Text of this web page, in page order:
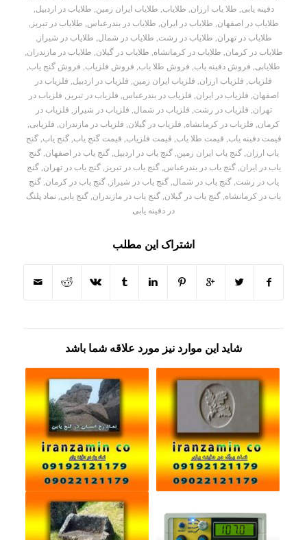
دفینه یابی, طلا یاب ارزان, طلایاب, طلایاب ایران زمین, طلایاب در اردبیل,
طلایاب در اصفهان, طلایاب در ایران, طلایاب در بندرعباس, طلایاب در تبریز ,
طلایاب در تهران, طلایاب در رشت, طلایاب در شمال, طلایاب در شیراز ,
طلایاب در کرمان, طلایاب در کرمانشاه, طلایاب در گیلان, طلایاب در مازندران,
طلایابی, فروش دفینه یاب, فروش طلا یاب, فروش فلزیاب, فروش گنج یاب,
فلزیاب, فلزیاب ارزان, فلزیاب ایران زمین, فلزیاب در اردبیل, فلزیاب در
اصفهان, فلزیاب در ایران, فلزیاب در بندرعباس, فلزیاب در تبریز , فلزیاب در
تهران, فلزیاب در رشت, فلزیاب در شمال, فلزیاب در شیراز , فلزیاب در
کرمان, فلزیاب در کرمانشاه, فلزیاب در گیلان, فلزیاب در مازندران, فلزیابی,
قیمت دفینه یاب, قیمت طلا یاب, قیمت فلزیاب, قیمت گنج یاب,گنج یاب,گنج
یاب ارزان,گنج یاب ایران زمین,گنج یاب در اردبیل,گنج یاب در اصفهان,گنج
یاب در ایران,گنج یاب در بندرعباس,گنج یاب در تبریز ,گنج یاب در تهران,گنج
یاب در رشت,گنج یاب در شمال,گنج یاب در شیراز ,گنج یاب در کرمان,گنج
یاب در کرمانشاه, گنج یاب در گیلان, گنج یاب در مازندران, گنج یابی, نماد پلنگ
در دفینه یابی
اشتراک این مطلب
شاید این موارد نیز مورد علاقه شما باشد